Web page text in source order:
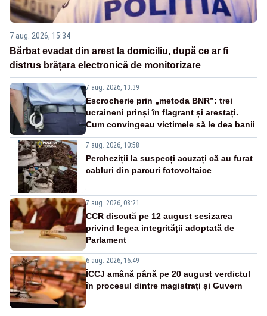
7 aug. 2026, 15:34
Bărbat evadat din arest la domiciliu, după ce ar fi
distrus brățara electronică de monitorizare
7 aug. 2026, 13:39
Escrocherie prin „metoda BNR”: trei
ucraineni prinși în flagrant și arestați.
Cum convingeau victimele să le dea banii
7 aug. 2026, 10:58
Percheziții la suspecți acuzați că au furat
cabluri din parcuri fotovoltaice
7 aug. 2026, 08:21
CCR discută pe 12 august sesizarea
privind legea integrității adoptată de
Parlament
6 aug. 2026, 16:49
ÎCCJ amână până pe 20 august verdictul
în procesul dintre magistrați și Guvern